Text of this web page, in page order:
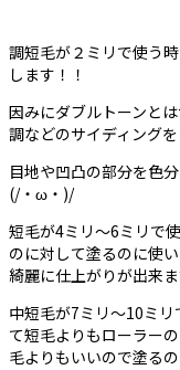
調短毛が２ミリで使う
します！！
因みにダブルトーンと
調などのサイディング
目地や凹凸の部分を色
(/・ω・)/
短毛が4ミリ〜6ミリで
のに対して塗るのに使
綺麗に仕上がりが出来
中短毛が7ミリ〜10ミ
て短毛よりもローラー
毛よりもいいので塗る